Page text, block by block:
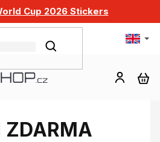
Cup 2026 Stickers
SEARCH